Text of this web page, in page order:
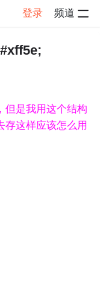
登录 频道
但是我用这个结构
存这样应该怎么用